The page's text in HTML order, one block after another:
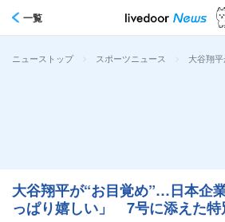
一覧
ニューストップ > スポーツニュース > 大谷翔
大谷翔平が“お目覚め”…日本企
っぱり嬉しい」 7号に添えた特